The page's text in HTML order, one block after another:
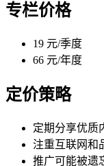
专栏价格
19 元/季度
66 元/年度
定价策略
定期分享优质
注重互联网和
推广可能被遗